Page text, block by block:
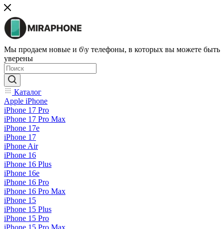
Мы продаем новые и б\у телефоны, в которых вы можете быть
уверены
Каталог
Apple iPhone
iPhone 17 Pro
iPhone 17 Pro Max
iPhone 17e
iPhone 17
iPhone Air
iPhone 16
iPhone 16 Plus
iPhone 16e
iPhone 16 Pro
iPhone 16 Pro Max
iPhone 15
iPhone 15 Plus
iPhone 15 Pro
iPhone 15 Pro Max